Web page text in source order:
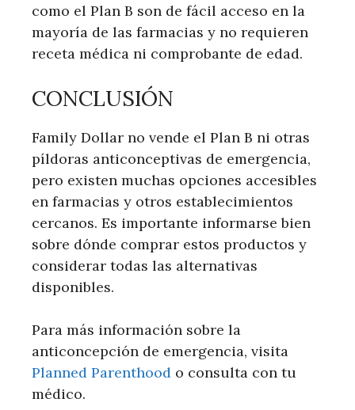
como el⁤ Plan B son de fácil acceso en la
mayoría ​de las farmacias ⁣y no requieren
receta médica ni comprobante de edad.
CONCLUSIÓN
Family Dollar no⁤ vende el Plan B ⁤ni‍ otras
píldoras anticonceptivas de emergencia,
pero existen muchas opciones accesibles
en farmacias y otros establecimientos⁣
cercanos. Es importante informarse ‍bien
sobre dónde comprar ⁣estos productos y
considerar todas⁢ las alternativas
disponibles.
Para ⁣más información ​sobre la
anticoncepción‌ de emergencia, visita
Planned Parenthood o consulta con ⁣tu
médico.